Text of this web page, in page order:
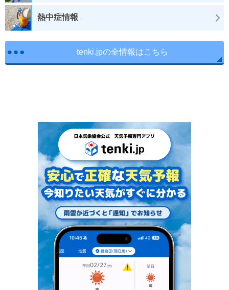
熱中症情報
tenki.jpの全情報はこちら